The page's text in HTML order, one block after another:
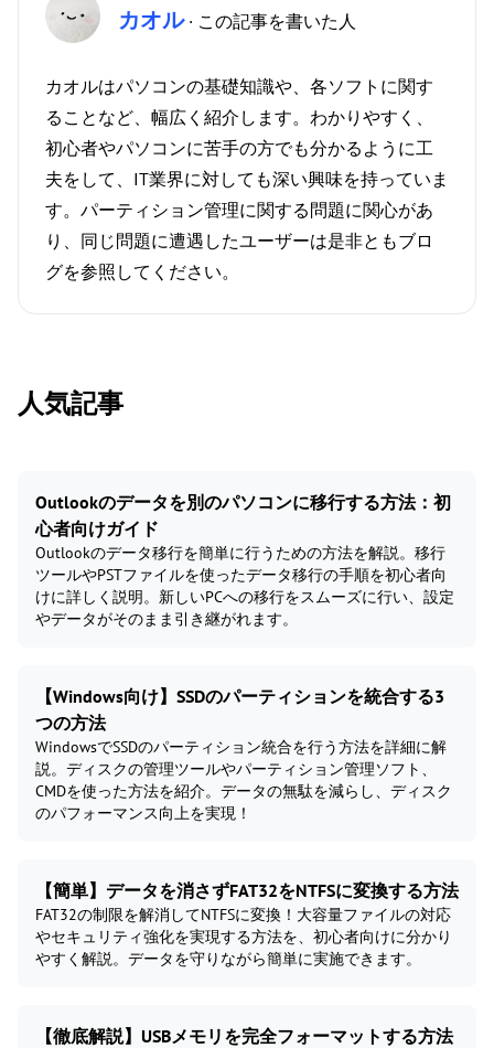
カオル· この記事を書いた人
カオルはパソコンの基礎知識や、各ソフトに関す
ることなど、幅広く紹介します。わかりやすく、
初心者やパソコンに苦手の方でも分かるように工
夫をして、IT業界に対しても深い興味を持っていま
す。パーティション管理に関する問題に関心があ
り、同じ問題に遭遇したユーザーは是非ともブロ
グを参照してください。
人気記事
Outlookのデータを別のパソコンに移行する方法：初
心者向けガイド
Outlookのデータ移行を簡単に行うための方法を解説。移行
ツールやPSTファイルを使ったデータ移行の手順を初心者向
けに詳しく説明。新しいPCへの移行をスムーズに行い、設定
やデータがそのまま引き継がれます。
【Windows向け】SSDのパーティションを統合する3
つの方法
WindowsでSSDのパーティション統合を行う方法を詳細に解
説。ディスクの管理ツールやパーティション管理ソフト、
CMDを使った方法を紹介。データの無駄を減らし、ディスク
のパフォーマンス向上を実現！
【簡単】データを消さずFAT32をNTFSに変換する方法
FAT32の制限を解消してNTFSに変換！大容量ファイルの対応
やセキュリティ強化を実現する方法を、初心者向けに分かり
やすく解説。データを守りながら簡単に実施できます。
【徹底解説】USBメモリを完全フォーマットする方法